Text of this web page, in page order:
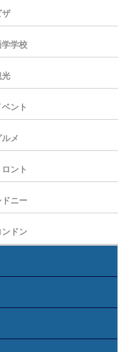
ザ
学学校
光
ベント
ルメ
ロント
ドニー
ンドン